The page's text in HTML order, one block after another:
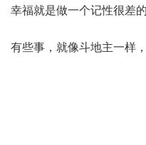
幸福就是做一个记性很差的
有些事，就像斗地主一样